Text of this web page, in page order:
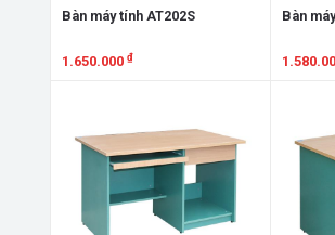
Bàn máy tính AT202S
1.650.000 ₫
Bàn